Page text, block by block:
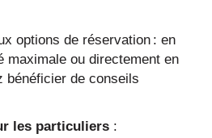
options de réservation : en
maximale ou directement en
bénéficier de conseils
les particuliers :